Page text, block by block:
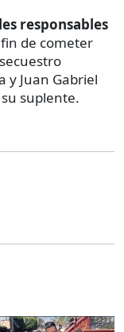
responsables
de cometer
y Juan Gabriel
suplente.